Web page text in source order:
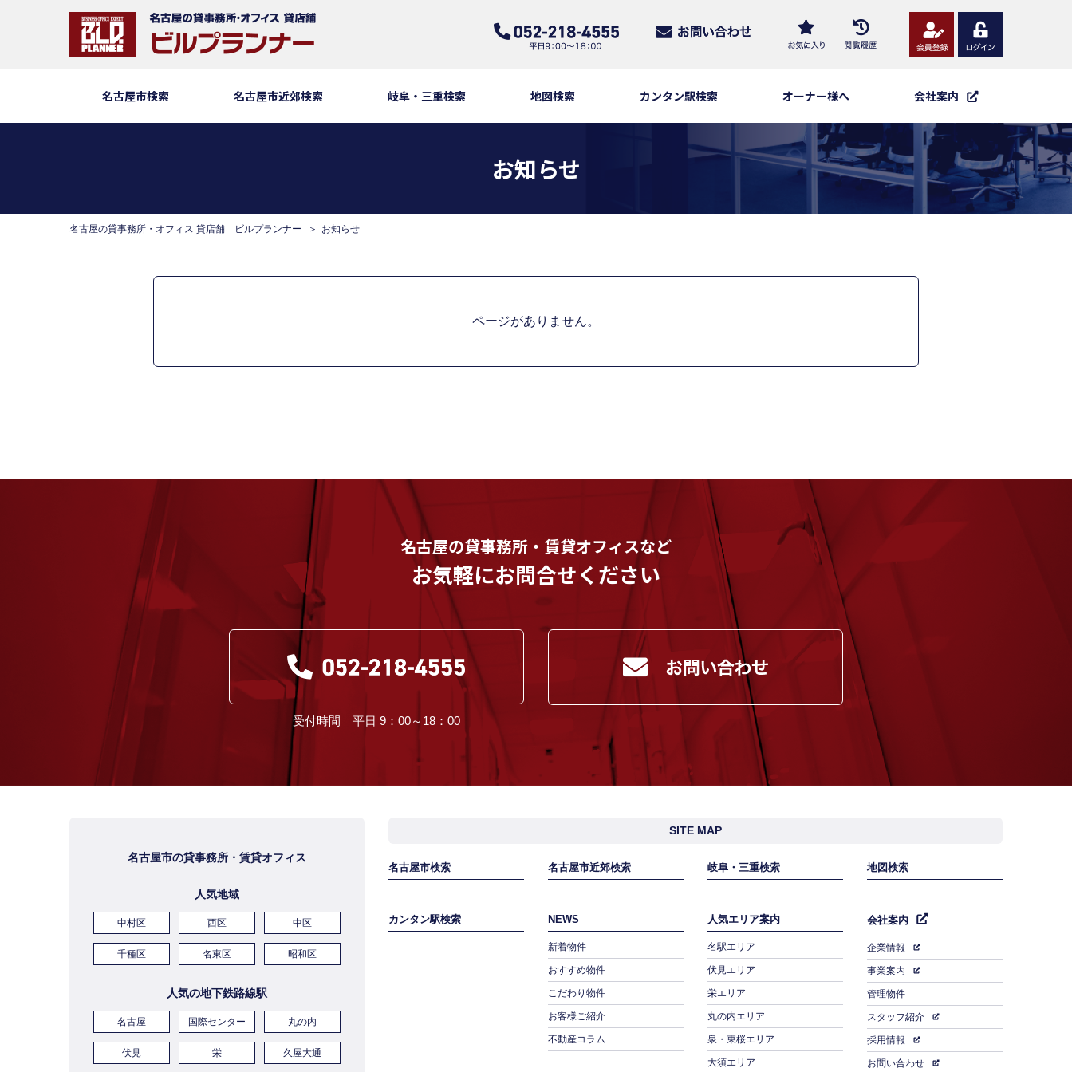
名古屋市検索 名古屋市近郊検索 岐阜・三重検索 地図検索 カンタン駅検索 オーナー様へ 会社案内
お知らせ
名古屋の貸事務所・オフィス 貸店舗 ビルプランナー お知らせ
ページがありません。
名古屋の貸事務所・賃貸オフィスなど
お気軽にお問合せください
受付時間 平日 9：00～18：00
SITE MAP
名古屋市検索 名古屋市近郊検索 岐阜・三重検索 地図検索
カンタン駅検索 NEWS
新着物件
おすすめ物件
こだわり物件
お客様ご紹介
不動産コラム
人気エリア案内
名駅エリア
伏見エリア
栄エリア
丸の内エリア
泉・東桜エリア
大須エリア
会社案内
企業情報
事業案内
管理物件
スタッフ紹介
採用情報
お問い合わせ
名古屋市の貸事務所・賃貸オフィス
人気地域
中村区 西区 中区
千種区 名東区 昭和区
人気の地下鉄路線駅
名古屋 国際センター 丸の内
伏見 栄 久屋大通